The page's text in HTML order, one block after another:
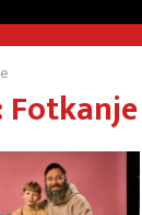
Fotkanje